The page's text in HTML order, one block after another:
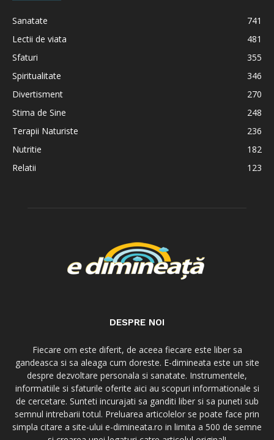
Sanatate
741
Lectii de viata
481
Sfaturi
355
Spiritualitate
346
Divertisment
270
Stima de Sine
248
Terapii Naturiste
236
Nutritie
182
Relatii
123
DESPRE NOI
Fiecare om este diferit, de aceea fiecare este liber sa
gandeasca si sa aleaga cum doreste. E-dimineata este un site
despre dezvoltare personala si sanatate. Instrumentele,
informatiile si sfaturile oferite aici au scopuri informationale si
de cercetare. Sunteti incurajati sa ganditi liber si sa puneti sub
semnul intrebarii totul. Preluarea articolelor se poate face prin
simpla citare a site-ului e-dimineata.ro in limita a 500 de semne